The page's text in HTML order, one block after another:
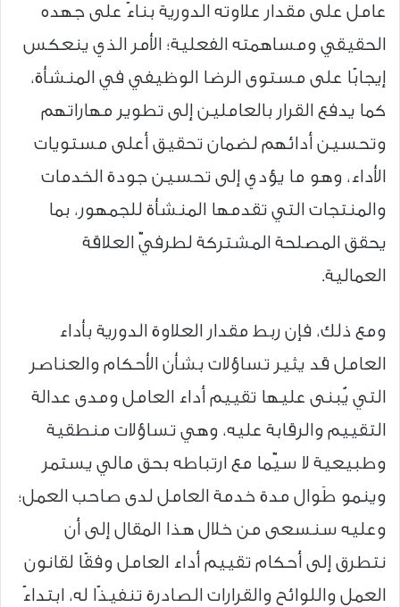
عامل على مقدار علاوته الدورية بناءً على جهده
الحقيقي ومساهمته الفعلية؛ الأمر الذي ينعكس
إيجابًا على مستوى الرضا الوظيفي في المنشأة،
كما يدفع القرار بالعاملين إلى تطوير مهاراتهم
وتحسين أدائهم لضمان تحقيق أعلى مستويات
الأداء، وهو ما يؤدي إلى تحسين جودة الخدمات
والمنتجات التي تقدمها المنشأة للجمهور، بما
يحقق المصلحة المشتركة لطرفيّ العلاقة
العمالية.
ومع ذلك، فإن ربط مقدار العلاوة الدورية بأداء
العامل قد يثير تساؤلات بشأن الأحكام والعناصر
التي يُبنى عليها تقييم أداء العامل ومدى عدالة
التقييم والرقابة عليه، وهي تساؤلات منطقية
وطبيعية لا سيّما مع ارتباطه بحق مالي يستمر
وينمو طَوال مدة خدمة العامل لدى صاحب العمل؛
وعليه سنسعى من خلال هذا المقال إلى أن
نتطرق إلى أحكام تقييم أداء العامل وفقًا لقانون
العمل واللوائح والقرارات الصادرة تنفيذًا له، ابتداءً